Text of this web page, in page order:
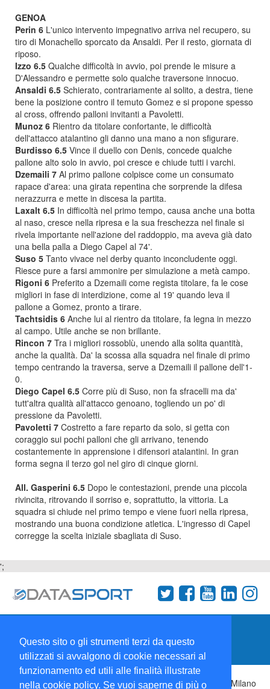
Questo sito o gli strumenti terzi da questo
utilizzati si avvalgono di cookie necessari al
funzionamento ed utili alle finalità illustrate
nella cookie policy. Se vuoi saperne di più o
GENOA
Perin 6 L'unico intervento impegnativo arriva nel recupero, su
tiro di Monachello sporcato da Ansaldi. Per il resto, giornata di
riposo.
Izzo 6.5 Qualche difficoltà in avvio, poi prende le misure a
D'Alessandro e permette solo qualche traversone innocuo.
Ansaldi 6.5 Schierato, contrariamente al solito, a destra, tiene
bene la posizione contro il temuto Gomez e si propone spesso
al cross, offrendo palloni invitanti a Pavoletti.
Munoz 6 Rientro da titolare confortante, le difficoltà
dell'attacco atalantino gli danno una mano a non sfigurare.
Burdisso 6.5 Vince il duello con Denis, concede qualche
pallone alto solo in avvio, poi cresce e chiude tutti i varchi.
Dzemaili 7 Al primo pallone colpisce come un consumato
rapace d'area: una girata repentina che sorprende la difesa
nerazzurra e mette in discesa la partita.
Laxalt 6.5 In difficoltà nel primo tempo, causa anche una botta
al naso, cresce nella ripresa e la sua freschezza nel finale si
rivela importante nell'azione del raddoppio, ma aveva già dato
una bella palla a Diego Capel al 74'.
Suso 5 Tanto vivace nel derby quanto inconcludente oggi.
Riesce pure a farsi ammonire per simulazione a metà campo.
Rigoni 6 Preferito a Dzemaili come regista titolare, fa le cose
migliori in fase di interdizione, come al 19' quando leva il
pallone a Gomez, pronto a tirare.
Tachtsidis 6 Anche lui al rientro da titolare, fa legna in mezzo
al campo. Utile anche se non brillante.
Rincon 7 Tra i migliori rossoblù, unendo alla solita quantità,
anche la qualità. Da' la scossa alla squadra nel finale di primo
tempo centrando la traversa, serve a Dzemaili il pallone dell'1-
0.
Diego Capel 6.5 Corre più di Suso, non fa sfracelli ma da'
tutt'altra qualità all'attacco genoano, togliendo un po' di
pressione da Pavoletti.
Pavoletti 7 Costretto a fare reparto da solo, si getta con
coraggio sui pochi palloni che gli arrivano, tenendo
costantemente in apprensione i difensori atalantini. In gran
forma segna il terzo gol nel giro di cinque giorni.
All. Gasperini 6.5 Dopo le contestazioni, prende una piccola
rivincita, ritrovando il sorriso e, soprattutto, la vittoria. La
squadra si chiude nel primo tempo e viene fuori nella ripresa,
mostrando una buona condizione atletica. L'ingresso di Capel
corregge la scelta iniziale sbagliata di Suso.
';
Collabora con noi
Copyright 1995-2026 © Wise Srl Via Palmanova 8 20132 Milano